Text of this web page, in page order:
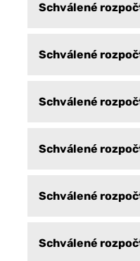
Schválené
Schválené
Schválené
Schválené
Schválené
Schválené